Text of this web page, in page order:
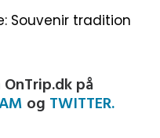
på
og TWITTER.